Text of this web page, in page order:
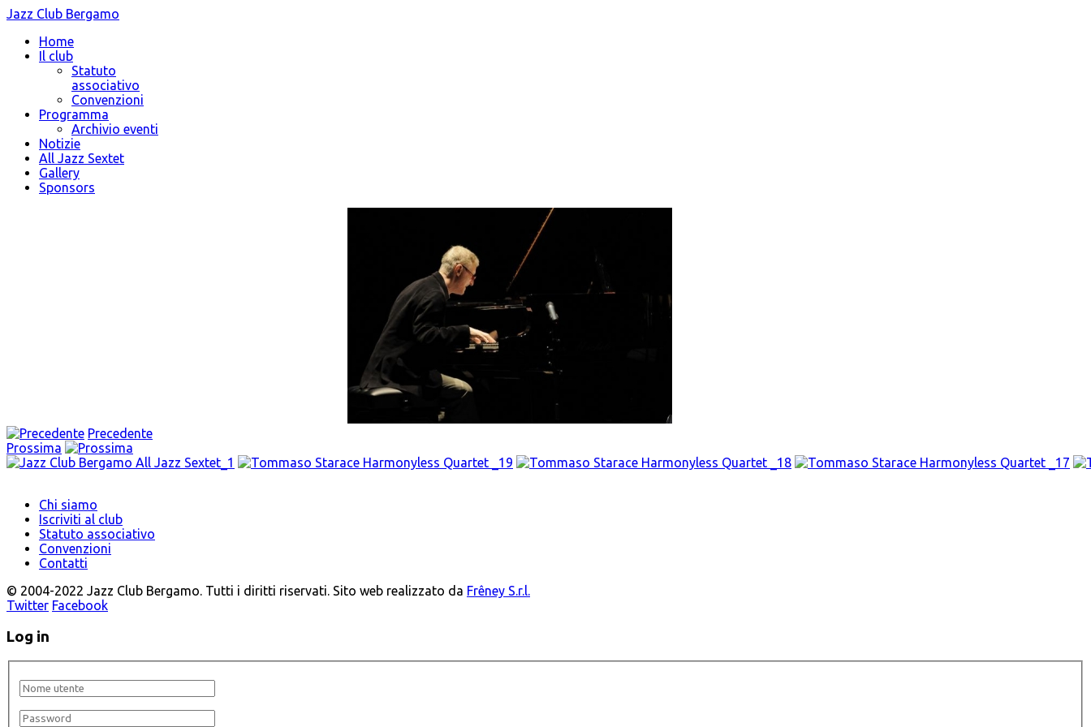
Jazz Club Bergamo
Home
Il club
Statuto
associativo
Convenzioni
Programma
Archivio eventi
Notizie
All Jazz Sextet
Gallery
Sponsors
Precedente
Prossima
Chi siamo
Iscriviti al club
Statuto associativo
Convenzioni
Contatti
© 2004-2022 Jazz Club Bergamo. Tutti i diritti riservati. Sito web realizzato da Frêney S.r.l.
Twitter Facebook
Log in